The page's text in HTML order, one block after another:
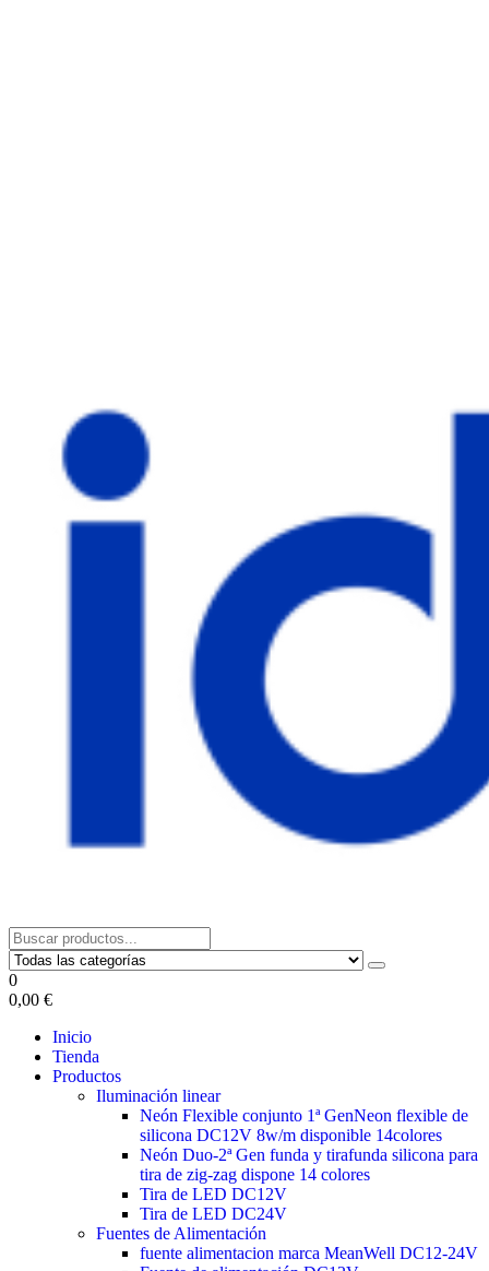
0
0,00 €
Inicio
Tienda
Productos
Iluminación linear
Neón Flexible conjunto 1ª GenNeon flexible de
silicona DC12V 8w/m disponible 14colores
Neón Duo-2ª Gen funda y tirafunda silicona para
tira de zig-zag dispone 14 colores
Tira de LED DC12V
Tira de LED DC24V
Fuentes de Alimentación
fuente alimentacion marca MeanWell DC12-24V